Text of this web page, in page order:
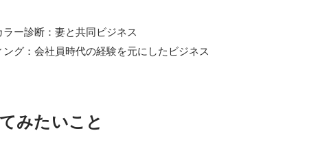
ー診断：妻と共同ビジネス
グ：会社員時代の経験を元にしたビジネス
みたいこと